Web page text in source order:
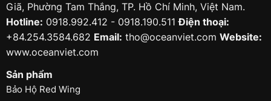
Giã, Phường Tam Thắng, TP. Hồ Chí Minh, Việt Nam.
Hotline: 0918.992.412 - 0918.190.511Điện thoại:
+84.254.3584.682 Email: tho@oceanviet.com Website:
www.oceanviet.com
Sản phẩm
Bảo Hộ Red Wing